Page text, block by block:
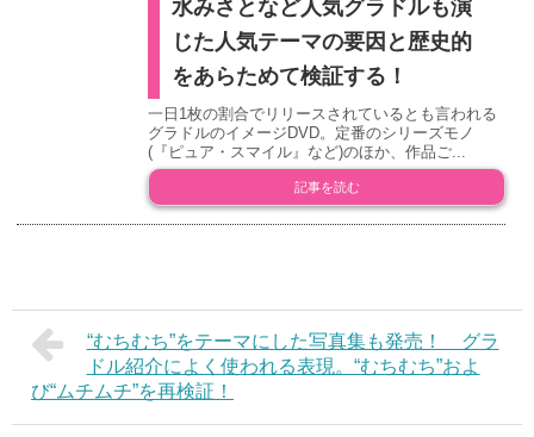
水みさとなど人気グラドルも演
じた人気テーマの要因と歴史的
をあらためて検証する！
一日1枚の割合でリリースされているとも言われる
グラドルのイメージDVD。定番のシリーズモノ
(『ピュア・スマイル』など)のほか、作品ご...
記事を読む
“むちむち”をテーマにした写真集も発売！ グラ
ドル紹介によく使われる表現。“むちむち”およ
び“ムチムチ”を再検証！